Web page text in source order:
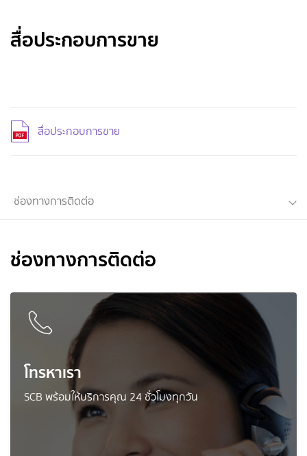
สื่อประกอบการขาย
สื่อประกอบการขาย
ช่องทางการติดต่อ
ช่องทางการติดต่อ
โทรหาเรา
SCB พร้อมให้บริการคุณ 24 ชั่วโมงทุกวัน